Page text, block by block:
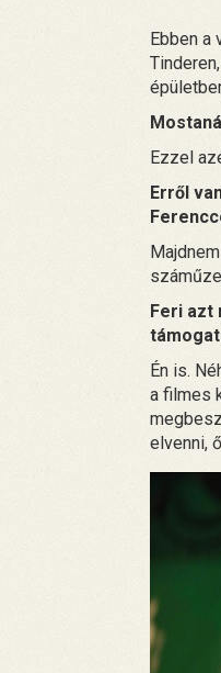
Ebben a
Ezzel
Erről
Feri azt
Én is.
a filmes
elvenni,